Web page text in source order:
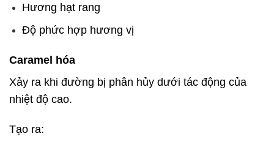
Hương hạt rang
Độ phức hợp hương vị
Caramel hóa
Xảy ra khi đường bị phân hủy dưới tác động của
nhiệt độ cao.
Tạo ra: